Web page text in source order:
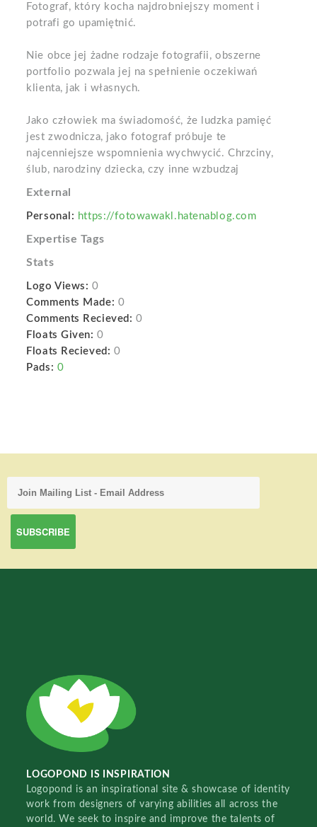
Fotograf, który kocha najdrobniejszy moment i
potrafi go upamiętnić.
Nie obce jej żadne rodzaje fotografii, obszerne
portfolio pozwala jej na spełnienie oczekiwań
klienta, jak i własnych.
Jako człowiek ma świadomość, że ludzka pamięć
jest zwodnicza, jako fotograf próbuje te
najcenniejsze wspomnienia wychwycić. Chrzciny,
ślub, narodziny dziecka, czy inne wzbudzaj
External
Personal: https://fotowawakl.hatenablog.com
Expertise Tags
Stats
Logo Views: 0
Comments Made: 0
Comments Recieved: 0
Floats Given: 0
Floats Recieved: 0
Pads: 0
LOGOPOND IS INSPIRATION
Logopond is an inspirational site & showcase of identity
work from designers of varying abilities all across the
world. We seek to inspire and improve the talents of